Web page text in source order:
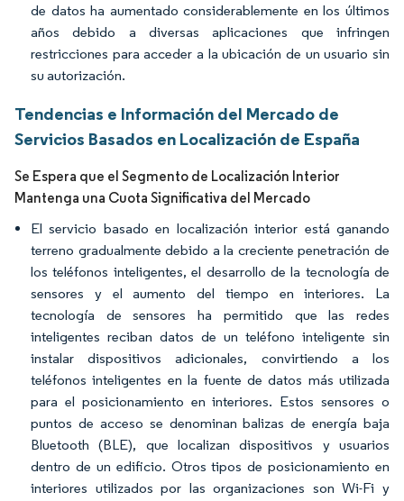
de datos ha aumentado considerablemente en los últimos
años debido a diversas aplicaciones que infringen
restricciones para acceder a la ubicación de un usuario sin
su autorización.
Tendencias e Información del Mercado de
Servicios Basados en Localización de España
Se Espera que el Segmento de Localización Interior
Mantenga una Cuota Significativa del Mercado
El servicio basado en localización interior está ganando
terreno gradualmente debido a la creciente penetración de
los teléfonos inteligentes, el desarrollo de la tecnología de
sensores y el aumento del tiempo en interiores. La
tecnología de sensores ha permitido que las redes
inteligentes reciban datos de un teléfono inteligente sin
instalar dispositivos adicionales, convirtiendo a los
teléfonos inteligentes en la fuente de datos más utilizada
para el posicionamiento en interiores. Estos sensores o
puntos de acceso se denominan balizas de energía baja
Bluetooth (BLE), que localizan dispositivos y usuarios
dentro de un edificio. Otros tipos de posicionamiento en
interiores utilizados por las organizaciones son Wi-Fi y